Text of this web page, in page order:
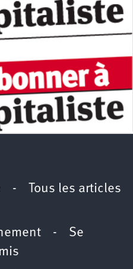
-
Tous les articles
- Se